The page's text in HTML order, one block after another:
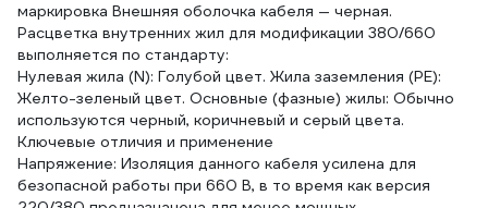
маркировка Внешняя оболочка кабеля — черная.
Расцветка внутренних жил для модификации 380/660
выполняется по стандарту:
Нулевая жила (N): Голубой цвет. Жила заземления (PE):
Желто-зеленый цвет. Основные (фазные) жилы: Обычно
используются черный, коричневый и серый цвета.
Ключевые отличия и применение
Напряжение: Изоляция данного кабеля усилена для
безопасной работы при 660 В, в то время как версия